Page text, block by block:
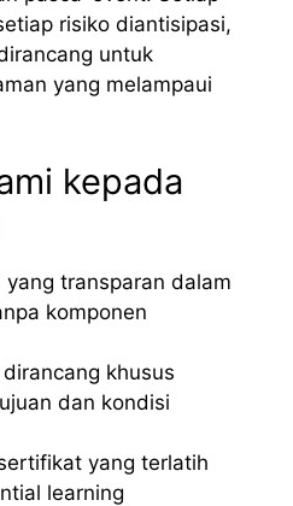
risiko diantisipasi,
untuk
yang melampaui
kepada
yang transparan dalam
komponen
khusus
dan kondisi
yang terlatih
learning